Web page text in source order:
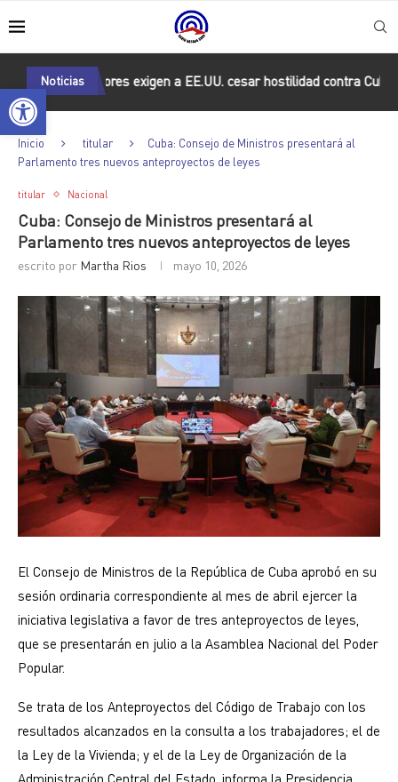
Abrir barra de herramientas
Noticias
Relatores exigen a EE.UU. cesar hostilidad contra Cuba
Inicio titular
Cuba: Consejo de Ministros presentará al
Parlamento tres nuevos anteproyectos de leyes
titular Nacional
Cuba: Consejo de Ministros presentará al
Parlamento tres nuevos anteproyectos de leyes
escrito por Martha Rios mayo 10, 2026
El Consejo de Ministros de la República de Cuba aprobó en su
sesión ordinaria correspondiente al mes de abril ejercer la
iniciativa legislativa a favor de tres anteproyectos de leyes,
que se presentarán en julio a la Asamblea Nacional del Poder
Popular.
Se trata de los Anteproyectos del Código de Trabajo con los
resultados alcanzados en la consulta a los trabajadores; el de
la Ley de la Vivienda; y el de la Ley de Organización de la
Administración Central del Estado, informa la Presidencia.